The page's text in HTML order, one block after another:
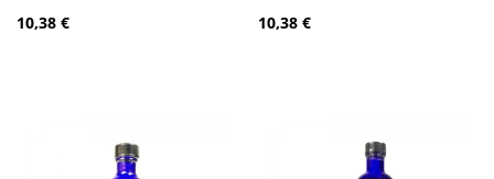
10,38 €
10,38 €